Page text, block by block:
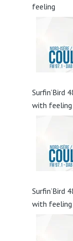
feeling
Surfin’Bird
with feeling
Surfin’Bird
with feeling